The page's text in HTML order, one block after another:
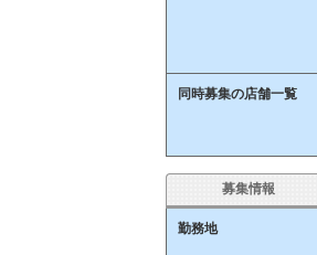
同時募集の店舗一覧
募集情報
勤務地